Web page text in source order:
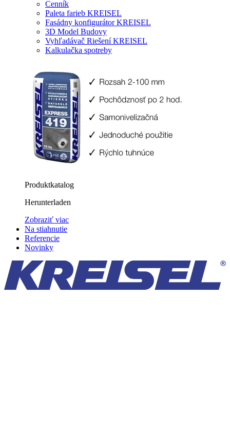
Cenník
Paleta farieb KREISEL
Fasádny konfigurátor KREISEL
3D Model Budovy
Vyhľadávač Riešení KREISEL
Kalkulačka spotreby
Produktkatalog
Herunterladen
Zobraziť viac
Na stiahnutie
Referencie
Novinky